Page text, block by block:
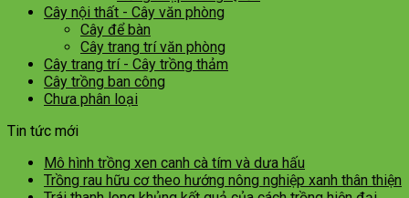
Cây nội thất - Cây văn phòng
Cây để bàn
Cây trang trí văn phòng
Cây trang trí - Cây trồng thảm
Cây trồng ban công
Chưa phân loại
Tin tức mới
Mô hình trồng xen canh cà tím và dưa hấu
Trồng rau hữu cơ theo hướng nông nghiệp xanh thân thiện